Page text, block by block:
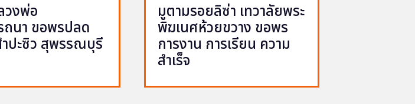
วงพ่อ
ถนา ขอพรปลด
ปะซิว สุพรรณบุรี
มูตามรอยลิซ่า เทวาลัยพระ
พิฆเนศห้วยขวาง ขอพร
การงาน การเรียน ความ
สำเร็จ